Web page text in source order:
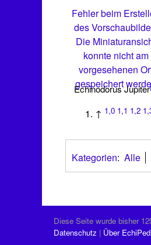
Fehler beim
des
Die
konnte nicht am
vorgesehenen
gespeichert
Echinodorus Jupiter
↑ 1,0 1,1 1,2
Kategorien: Alle
Diese Seite wurde bisher
Datenschutz
Über